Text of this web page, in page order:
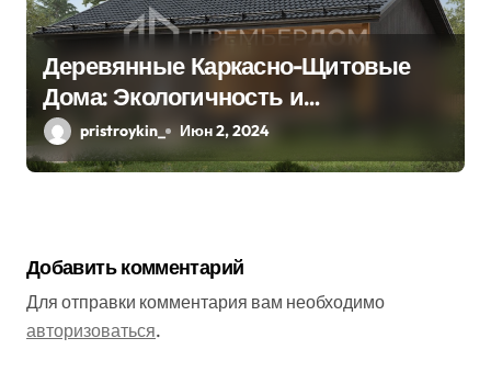
Деревянные Каркасно-Щитовые
Дома: Экологичность и
Практичность
pristroykin_ Июн 2, 2024
Добавить комментарий
Для отправки комментария вам необходимо
авторизоваться.